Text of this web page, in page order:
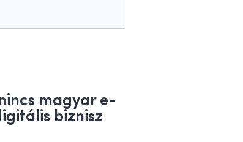
magyar e-
biznisz